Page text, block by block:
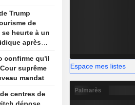
Trump
de
heurte à un
après
confirme qu'il
suprême
mandat
centres de
Espace mes listes
Palmarès